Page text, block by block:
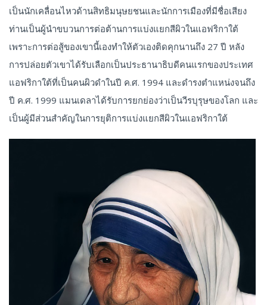
เป็นนักเคลื่อนไหวด้านสิทธิมนุษยชนและนักการเมืองที่มีชื่อเสียง
ท่านเป็นผู้นำขบวนการต่อต้านการแบ่งแยกสีผิวในแอฟริกาใต้
เพราะการต่อสู้ของเขานี้เองทำให้ตัวเองติดคุกนานถึง 27 ปี หลัง
การปล่อยตัวเขาได้รับเลือกเป็นประธานาธิบดีคนแรกของประเทศ
แอฟริกาใต้ที่เป็นคนผิวดำในปี ค.ศ. 1994 และดำรงตำแหน่งจนถึง
ปี ค.ศ. 1999 แมนเดลาได้รับการยกย่องว่าเป็นวีรบุรุษของโลก และ
เป็นผู้มีส่วนสำคัญในการยุติการแบ่งแยกสีผิวในแอฟริกาใต้